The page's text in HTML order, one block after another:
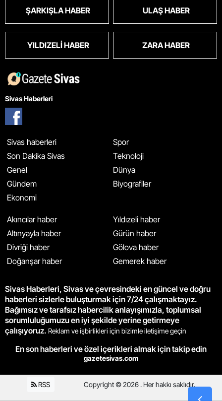
ŞARKIŞLA HABER ULAŞ HABER
YILDIZELI HABER ZARA HABER
Sivas Haberleri
Sivas haberleri
Son Dakika Sivas
Genel
Gündem
Ekonomi
Spor
Teknoloji
Dünya
Biyografiler
Akıncılar haber
Altınyayla haber
Divriği haber
Doğanşar haber
Yıldızeli haber
Gürün haber
Gölova haber
Gemerek haber
Sivas Haberleri, Sivas ve çevresindeki en güncel ve doğru
haberleri sizlerle buluşturmak için 7/24 çalışmaktayız.
Bağımsız ve tarafsız habercilik anlayışımızla, toplumsal
sorumluluğumuzu en iyi şekilde yerine getirmeye
çalışıyoruz. Reklam ve işbirlikleri için bizimle iletişime geçin
En son haberleri ve özel içerikleri almak için takip edin
gazetesivas.com
RSS Copyright © 2026 . Her hakkı saklıdır.